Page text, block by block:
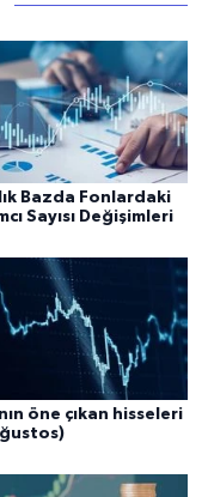
Bazda Fonlardaki
Sayısı Değişimleri
öne çıkan hisseleri